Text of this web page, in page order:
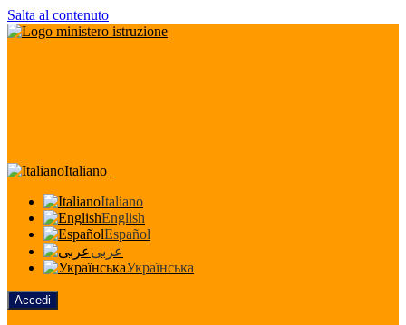
Salta al contenuto
Italiano
Italiano
English
Español
عربى
Українська
Accedi